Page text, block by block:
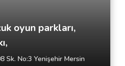
oyun parkları,
Sk. No:3 Yenişehir Mersin